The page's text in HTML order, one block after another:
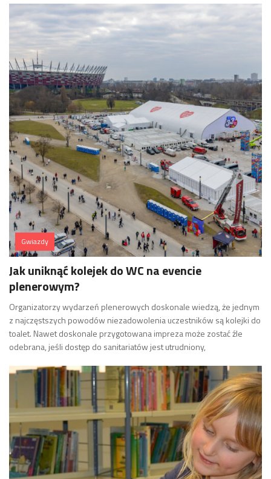
Gwiazdy
Jak uniknąć kolejek do WC na evencie
plenerowym?
Organizatorzy wydarzeń plenerowych doskonale wiedzą, że jednym
z najczęstszych powodów niezadowolenia uczestników są kolejki do
toalet. Nawet doskonale przygotowana impreza może zostać źle
odebrana, jeśli dostęp do sanitariatów jest utrudniony,